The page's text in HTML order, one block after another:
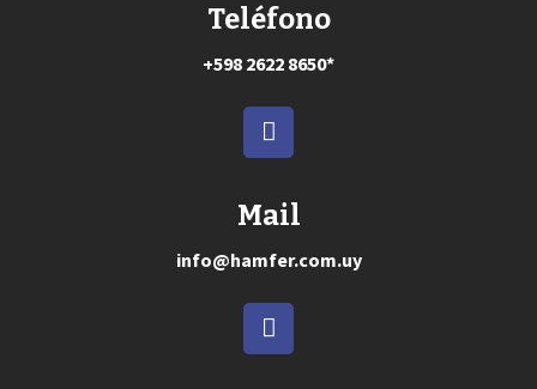
Teléfono
+598 2622 8650*
Mail
info@hamfer.com.uy